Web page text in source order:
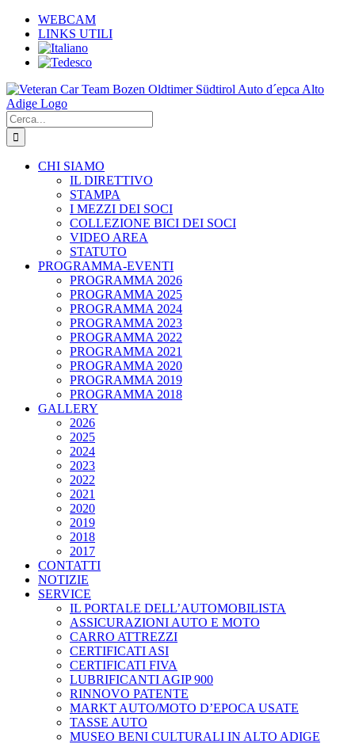
Salta
contenuto
WEBCAM
LINKS UTILI
Cerca
per:
CHI SIAMO
IL DIRETTIVO
STAMPA
I MEZZI DEI SOCI
COLLEZIONE BICI DEI SOCI
VIDEO AREA
STATUTO
PROGRAMMA-EVENTI
PROGRAMMA 2026
PROGRAMMA 2025
PROGRAMMA 2024
PROGRAMMA 2023
PROGRAMMA 2022
PROGRAMMA 2021
PROGRAMMA 2020
PROGRAMMA 2019
PROGRAMMA 2018
GALLERY
2026
2025
2024
2023
2022
2021
2020
2019
2018
2017
CONTATTI
NOTIZIE
SERVICE
IL PORTALE DELL’AUTOMOBILISTA
ASSICURAZIONI AUTO E MOTO
CARRO ATTREZZI
CERTIFICATI ASI
CERTIFICATI FIVA
LUBRIFICANTI AGIP 900
RINNOVO PATENTE
MARKT AUTO/MOTO D’EPOCA USATE
TASSE AUTO
MUSEO BENI CULTURALI IN ALTO ADIGE